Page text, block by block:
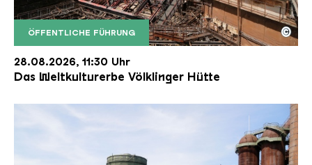
ÖFFENTLICHE FÜHRUNG
Der Erzschrägaufzug der Völklinger Hütte mit
Copyright: Weltkulturerbe Völklinger Hütte | Karl
©
28.08.2026, 11:30 Uhr
Das Weltkulturerbe Völklinger Hütte